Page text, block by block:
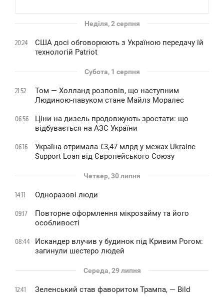
Неділя, 2 серпня
20:24
США досі обговорюють з Україною передачу їй
технологій Patriot
Субота, 1 серпня
21:52
Том — Холланд розповів, що наступним
Людиною-павуком стане Майлз Моралес
06:56
Ціни на дизель продовжують зростати: що
відбувається на АЗС України
06:16
Україна отримала €3,47 млрд у межах Ukraine
Support Loan від Європейського Союзу
Четвер, 30 липня
14:11 Одноразові люди
09:17
Повторне оформлення мікрозайму та його
особливості
08:44
Искандер влучив у будинок під Кривим Рогом:
загинули шестеро людей
Середа, 29 липня
12:41 Зеленський став фаворитом Трампа, — Bild